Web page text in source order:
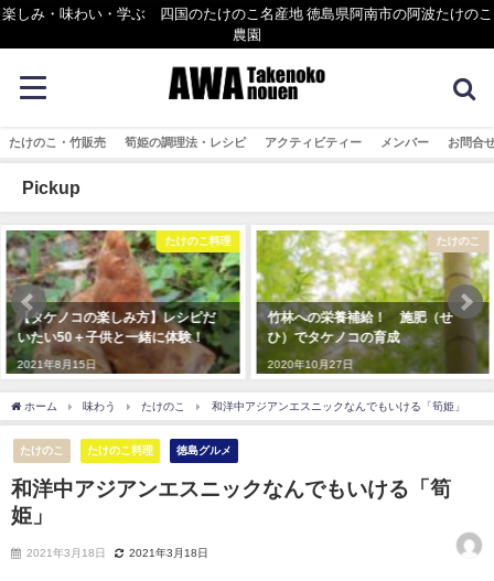
楽しみ・味わい・学ぶ 四国のたけのこ名産地 徳島県阿南市の阿波たけのこ
農園
たけのこ・竹販売 筍姫の調理法・レシピ アクティビティー メンバー お問合
Pickup
たけのこ料理
【タケノコの楽しみ方】レシピだ
いたい50＋子供と一緒に体験！
2021年8月15日
たけのこ
竹林への栄養補給！ 施肥（せ
ひ）でタケノコの育成
2020年10月27日
ホーム 味わう たけのこ 和洋中アジアンエスニックなんでもいける「筍姫」
たけのこ たけのこ料理 徳島グルメ
和洋中アジアンエスニックなんでもいける「筍
姫」
2021年3月18日 2021年3月18日